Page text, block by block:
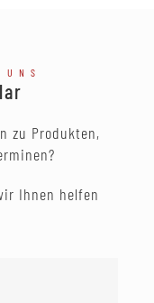
zu Produkten,
Ihnen helfen